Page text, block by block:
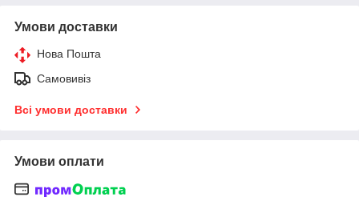
Умови доставки
Нова Пошта
Самовивіз
Всі умови доставки
Умови оплати